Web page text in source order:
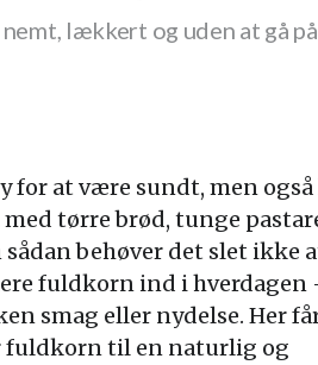
lækkert og uden at gå
for at være sundt, men
tørre brød, tunge
behøver det slet ikke
fuldkorn ind i hverdagen
smag eller nydelse. Her
fuldkorn til en naturlig og